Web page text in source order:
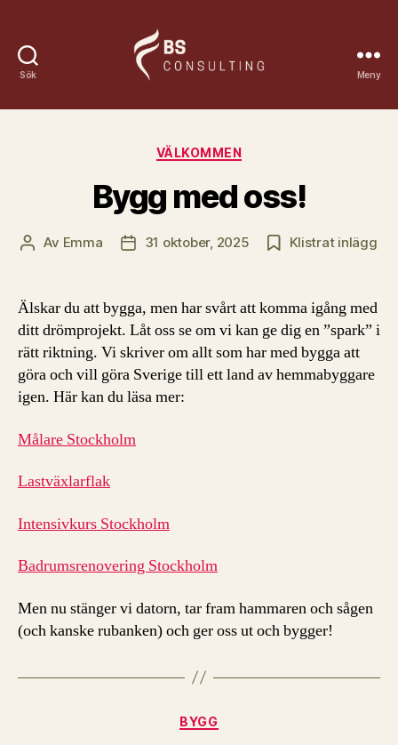
Sök Meny
Kategorier
VÄLKOMMEN
Bygg med oss!
Inläggsförfattare
Av Emma Inläggsdatum
31 oktober, 2025 Klistrat inlägg
Älskar du att bygga, men har svårt att komma igång med
ditt drömprojekt. Låt oss se om vi kan ge dig en ”spark” i
rätt riktning. Vi skriver om allt som har med bygga att
göra och vill göra Sverige till ett land av hemmabyggare
igen. Här kan du läsa mer:
Målare Stockholm
Lastväxlarflak
Intensivkurs Stockholm
Badrumsrenovering Stockholm
Men nu stänger vi datorn, tar fram hammaren och sågen
(och kanske rubanken) och ger oss ut och bygger!
Kategorier
BYGG